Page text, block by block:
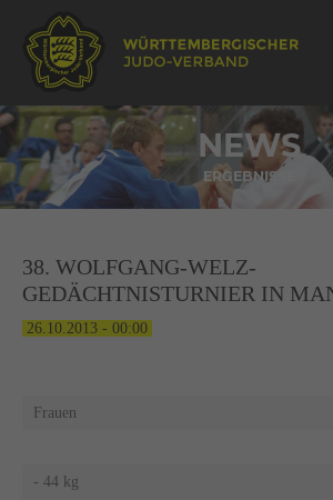
NEWS
ERGEBNISSE
38. WOLFGANG-WELZ-
GEDÄCHTNISTURNIER IN
26.10.2013 - 00:00
Frauen
- 44 kg